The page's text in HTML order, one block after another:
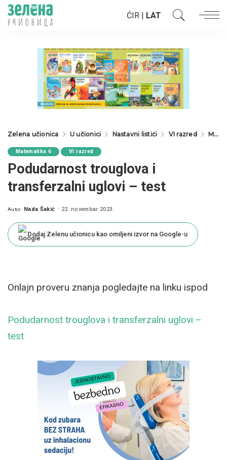
ĆIR | LAT
Zelena učionica U učionici Nastavni listići VI razred Matematika 6
Matematika 6 VI razred
Podudarnost trouglova i
transferzalni uglovi – test
Posted
Autor: Nada Šakić 22. novembar 2023.
Dodaj Zelenu učionicu kao omiljeni izvor na Google-u
Onlajn proveru znanja pogledajte na linku ispod
Podudarnost trouglova i transferzalni uglovi –
test